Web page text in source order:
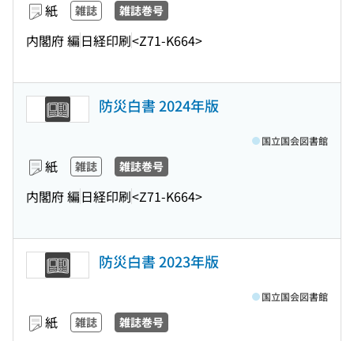
紙 雑誌 雑誌巻号
内閣府 編日経印刷<Z71-K664>
防災白書 2024年版
紙 雑誌 雑誌巻号
内閣府 編日経印刷<Z71-K664>
国立国会図書館
防災白書 2023年版
紙 雑誌 雑誌巻号
国立国会図書館